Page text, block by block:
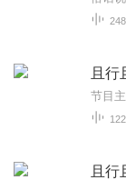
248
且行
122
且行